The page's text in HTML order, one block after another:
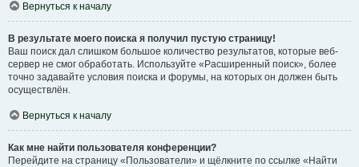
Вернуться к началу
В результате моего поиска я получил пустую страницу!
Ваш поиск дал слишком большое количество результатов, которые веб-
сервер не смог обработать. Используйте «Расширенный поиск», более
точно задавайте условия поиска и форумы, на которых он должен быть
осуществлён.
Вернуться к началу
Как мне найти пользователя конференции?
Перейдите на страницу «Пользователи» и щёлкните по ссылке «Найти